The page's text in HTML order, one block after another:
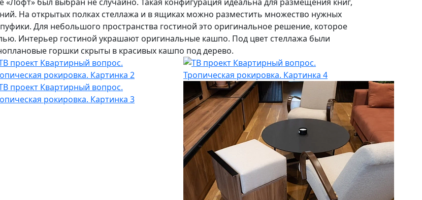
На открытых полках стеллажа и в ящиках можно разместить множество нужных
Для небольшого пространства гостиной это оригинальное решение, которое
Интерьер гостиной украшают оригинальные кашпо. Под цвет стеллажа были
горшки скрыты в красивых кашпо под дерево.